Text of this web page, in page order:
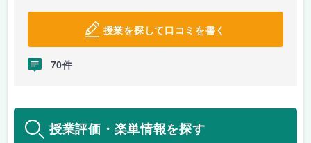
授業を探して口コミを書く
70件
授業評価・楽単情報を探す